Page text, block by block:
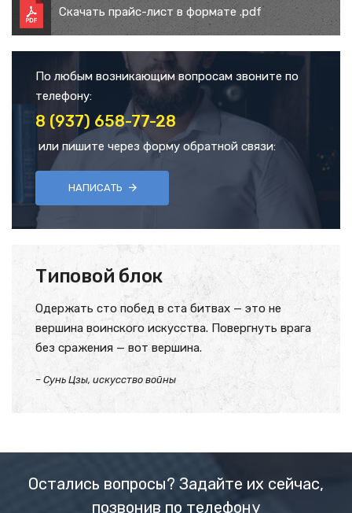
Скачать прайс-лист в формате .pdf
По любым возникающим вопросам звоните по
телефону:
8 (937) 658-77-28
или пишите через форму обратной связи:
НАПИСАТЬ
Типовой блок
Одержать сто побед в ста битвах — это не
вершина воинского искусства. Повергнуть врага
без сражения — вот вершина.
– Сунь Цзы, искусство войны
Остались вопросы? Задайте их сейчас,
позвонив по телефону